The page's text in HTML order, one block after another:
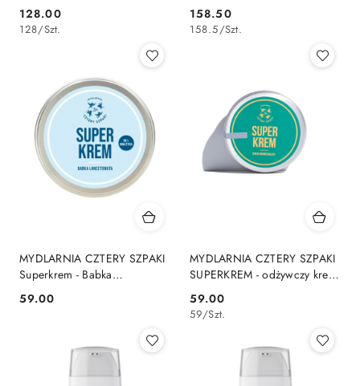
Cena:
128.00
128/Szt. Cena:
158.50
158.5/Szt.
MYDLARNIA CZTERY SZPAKI
Superkrem - Babka
Cena:
59.00
MYDLARNIA CZTERY SZPAKI
SUPERKREM - odżywczy krem
Cena:
59.00
59/Szt.